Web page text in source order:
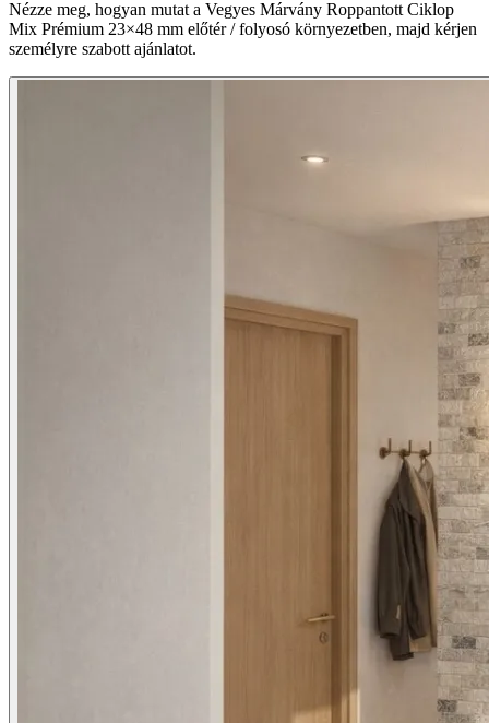
Nézze meg, hogyan mutat a Vegyes Márvány Roppantott Ciklop
Mix Prémium 23×48 mm előtér / folyosó környezetben, majd kérjen
személyre szabott ajánlatot.